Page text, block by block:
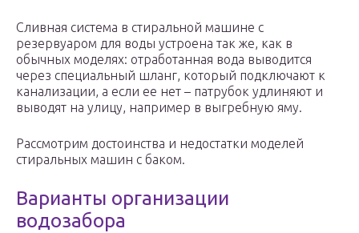
Сливная система в стиральной машине с
резервуаром для воды устроена так же, как в
обычных моделях: отработанная вода выводится
через специальный шланг, который подключают к
канализации, а если ее нет – патрубок удлиняют и
выводят на улицу, например в выгребную яму.
Рассмотрим достоинства и недостатки моделей
стиральных машин с баком.
Варианты организации
водозабора